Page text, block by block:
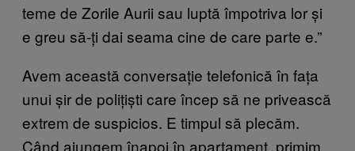
teme de Zorile Aurii sau luptă împotriva lor și
e greu să-ți dai seama cine de care parte e.”
Avem această conversație telefonică în fața
unui șir de polițiști care încep să ne privească
extrem de suspicios. E timpul să plecăm.
Când ajungem înapoi în apartament, primim